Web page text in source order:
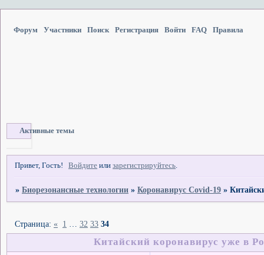
Форум Участники Поиск Регистрация Войти FAQ Правила
Активные темы
Привет, Гость! Войдите илизарегистрируйтесь.
»Биорезонансные технологии »Коронавирус Covid-19 »
Китайский коронавирус уже в
Страница: « 1 … 32 33 34